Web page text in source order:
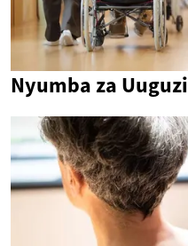
Nyumba za Uuguzi